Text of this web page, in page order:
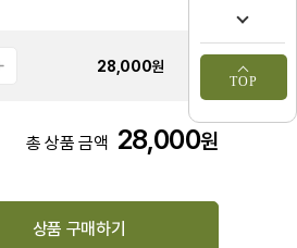
TOP
28,000원
총 상품 금액 28,000원
상품 구매하기